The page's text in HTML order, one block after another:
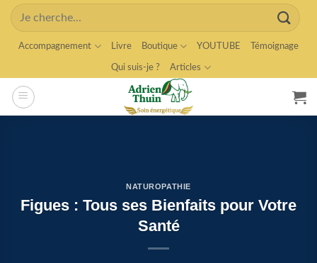
Skip
content
Search
for:
Accompagnement Livre Boutique YOUTUBE Témoignage
Qui suis-je ? Articles
NATUROPATHIE
Figues : Tous ses Bienfaits pour Votre
Santé